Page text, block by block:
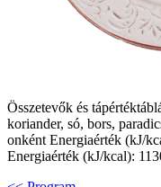
Összetevők és
koriander, só, bors,
onként Energiaérték (kJ/
Energiaérték (kJ/kcal):